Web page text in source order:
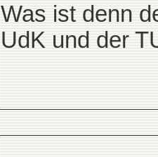
Was ist denn
UdK und der